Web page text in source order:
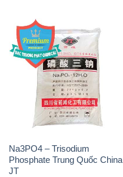
Na3PO4 – Trisodium
Phosphate Trung Quốc China
JT